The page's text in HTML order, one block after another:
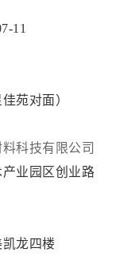
11
苑对面）
科技有限公司
业园区创业路
龙四楼